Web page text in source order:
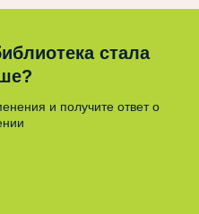
стала
и получите ответ о